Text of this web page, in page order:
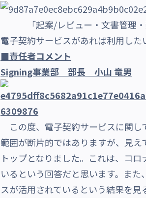
「起案/レビュー・文書管理・契
電子契約サービスがあれば利用した
■責任者コメント
Signing事業部 部長 小山 竜男
この度、電子契約サービスに関し
範囲が断片的ではありますが、見え
トップとなりました。これは、コ
いるという回答だと思います。 また
スが活用されているという結果を